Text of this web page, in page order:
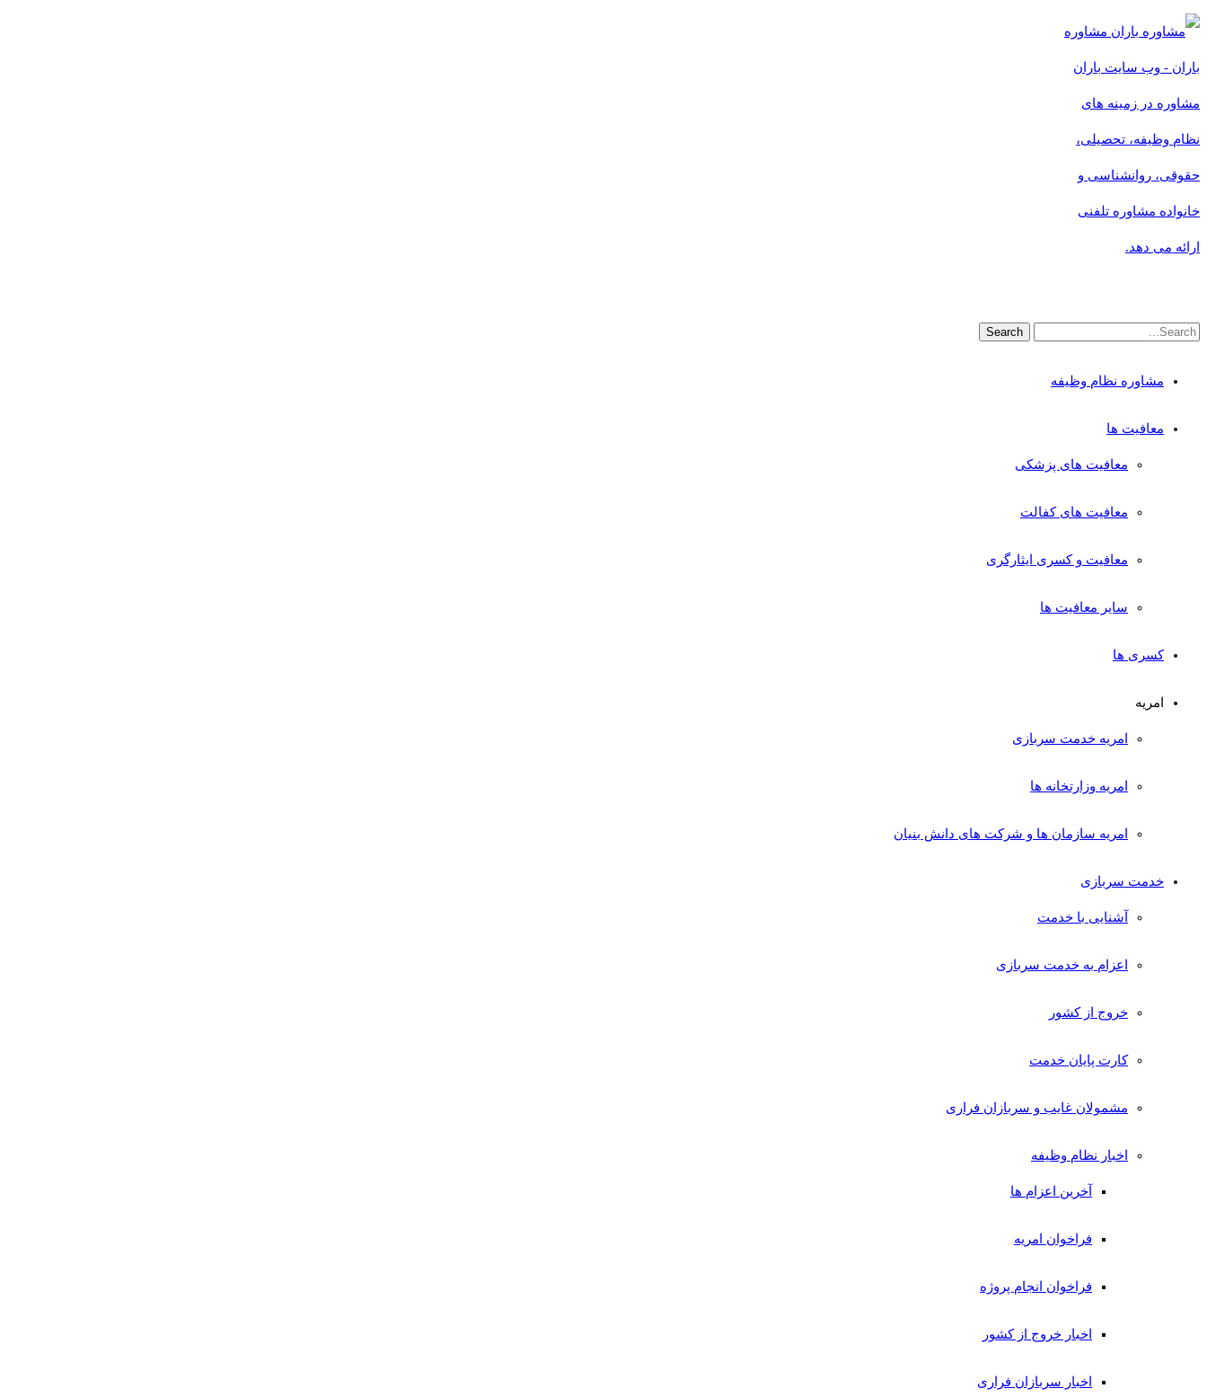
مشاوره
باران - وب سایت باران
مشاوره در زمینه های
نظام وظیفه، تحصیلی،
حقوقی، روانشناسی و
خانواده مشاوره تلفنی
ارائه می دهد.
مشاوره نظام وظیفه
معافیت ها
معافیت های پزشکی
معافیت های کفالت
معافیت و کسری ایثارگری
سایر معافیت ها
کسری ها
امریه
امریه خدمت سربازی
امریه وزارتخانه ها
امریه سازمان ها و شرکت های دانش بنیان
خدمت سربازی
آشنایی با خدمت
اعزام به خدمت سربازی
خروج از کشور
کارت پایان خدمت
مشمولان غایب و سربازان فراری
اخبار نظام وظیفه
آخرین اعزام ها
فراخوان امریه
فراخوان انجام پروژه
اخبار خروج از کشور
اخبار سربازان فراری